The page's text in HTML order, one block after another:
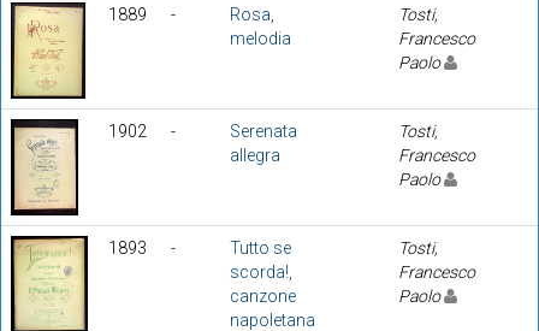
1889 -
Rosa,
melodia
Tosti,
Francesco
Paolo
1902 -
Serenata
allegra
Tosti,
Francesco
Paolo
1893 -
Tutto se
scorda!,
canzone
napoletana
Tosti,
Francesco
Paolo